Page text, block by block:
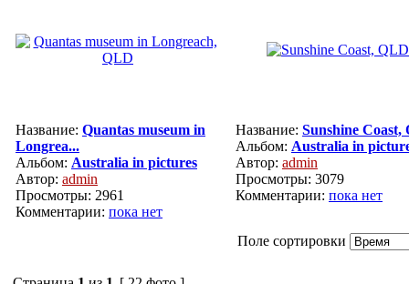
Название: Quantas museum in
Longrea...
Альбом: Australia in pictures
Автор: admin
Просмотры: 2961
Комментарии: пока нет
Название: Sunshine Coast,
Альбом: Australia in
Автор: admin
Просмотры: 3079
Комментарии: пока нет
Поле сортировки